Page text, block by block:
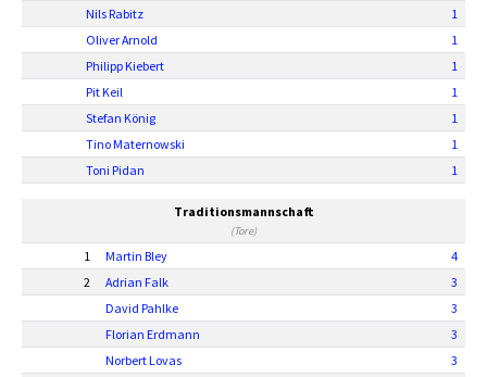
Nils Rabitz
1
Oliver Arnold
1
Philipp Kiebert
1
Pit Keil
1
Stefan König
1
Tino Maternowski
1
Toni Pidan
1
Traditionsmannschaft
(Tore)
1 Martin Bley
4
2
Adrian Falk
3
David Pahlke
3
Florian Erdmann
3
Norbert Lovas
3